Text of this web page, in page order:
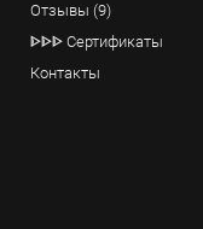
Отзывы (9)
ᐈᐈᐈ Сертификаты
Контакты